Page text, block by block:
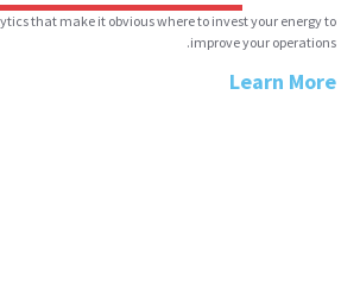
that make it obvious where to invest your energy to
improve your operations.
Learn More